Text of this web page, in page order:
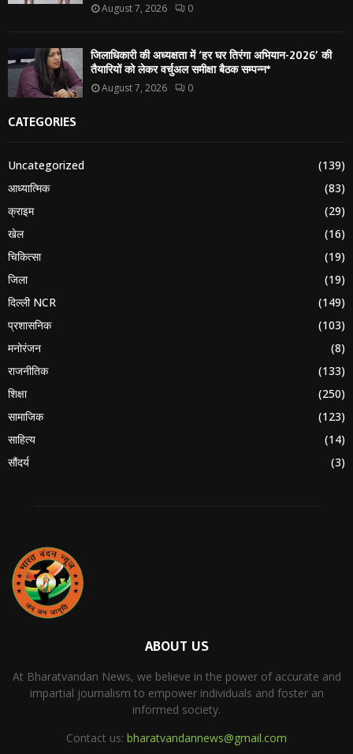
August 7, 2026 0
जिलाधिकारी की अध्यक्षता में ‘हर घर तिरंगा अभियान-2026’ की
तैयारियों को लेकर वर्चुअल समीक्षा बैठक सम्पन्न*
August 7, 2026 0
CATEGORIES
Uncategorized
(139)
आध्यात्मिक
(83)
क्राइम
(29)
खेल
(16)
चिकित्सा
(19)
जिला
(19)
दिल्ली NCR
(149)
प्रशासनिक
(103)
मनोरंजन
(8)
राजनीतिक
(133)
शिक्षा
(250)
सामाजिक
(123)
साहित्य
(14)
सौंदर्य
(3)
ABOUT US
At Bharatvandan News, we believe in the power of accurate and
impartial journalism to empower individuals and foster an
informed society.
Contact us: bharatvandannews@gmail.com